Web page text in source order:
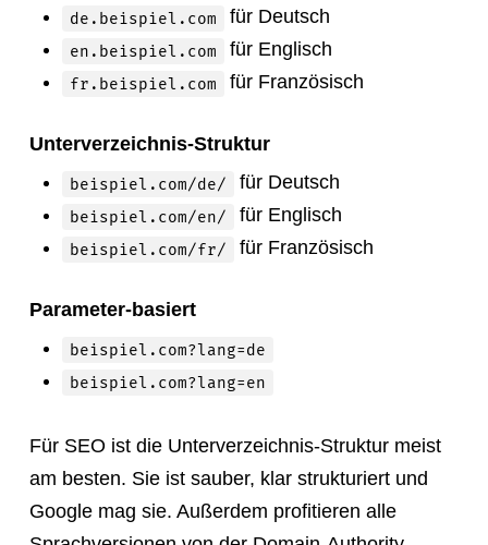
de.beispiel.com für Deutsch
en.beispiel.com für Englisch
fr.beispiel.com für Französisch
Unterverzeichnis-Struktur
beispiel.com/de/ für Deutsch
beispiel.com/en/ für Englisch
beispiel.com/fr/ für Französisch
Parameter-basiert
beispiel.com?lang=de
beispiel.com?lang=en
Für SEO ist die Unterverzeichnis-Struktur meist
am besten. Sie ist sauber, klar strukturiert und
Google mag sie. Außerdem profitieren alle